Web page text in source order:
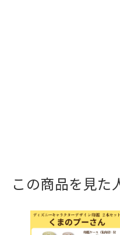
この商品を見た